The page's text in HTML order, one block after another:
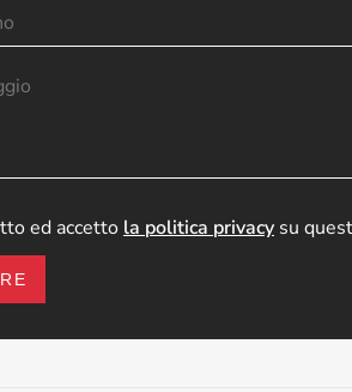
ed accetto la politica privacy su